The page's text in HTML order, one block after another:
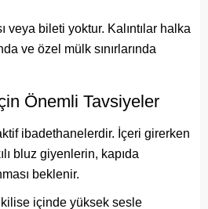
veya bileti yoktur. Kalıntılar halka
ve özel mülk sınırlarında
Önemli Tavsiyeler
ibadethanelerdir. İçeri girerken
bluz giyenlerin, kapıda
beklenir.
içinde yüksek sesle